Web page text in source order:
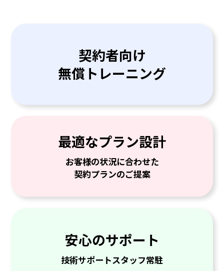
契約者向け
無償トレーニング
最適なプラン設計
お客様の状況に合わせた
契約プランのご提案
安心のサポート
技術サポートスタッフ常駐